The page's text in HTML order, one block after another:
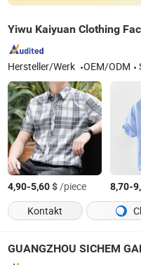
Yiwu Kaiyuan Clothing
Hersteller/Werk OEM/ODM
4,90-5,60$/piece 8,70-
Kontakt
GUANGZHOU SICHEM